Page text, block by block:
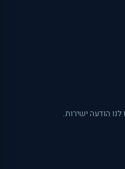
הודעה ישירות.